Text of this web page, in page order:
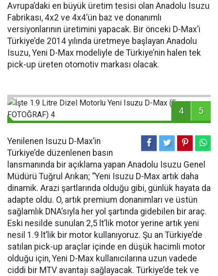
Avrupa’daki en büyük üretim tesisi olan Anadolu Isuzu
Fabrikası, 4x2 ve 4x4’ün baz ve donanımlı
versiyonlarının üretimini yapacak. Bir önceki D-Max’i
Türkiye’de 2014 yılında üretmeye başlayan Anadolu
Isuzu, Yeni D-Max modeliyle de Türkiye’nin halen tek
pick-up üreten otomotiv markası olacak.
4 5
Yenilenen Isuzu D-Max’in
Türkiye’de düzenlenen basın
lansmanında bir açıklama yapan Anadolu Isuzu Genel
Müdürü Tuğrul Arıkan; “Yeni Isuzu D-Max artık daha
dinamik. Arazi şartlarında olduğu gibi, günlük hayata da
adapte oldu. O, artık premium donanımları ve üstün
sağlamlık DNA’sıyla her yol şartında gidebilen bir araç.
Eski nesilde sunulan 2,5 lt’lik motor yerine artık yeni
nesil 1.9 lt’lik bir motor kullanıyoruz. Şu an Türkiye’de
satılan pick-up araçlar içinde en düşük hacimli motor
olduğu için, Yeni D-Max kullanıcılarına uzun vadede
ciddi bir MTV avantajı sağlayacak. Türkiye’de tek ve